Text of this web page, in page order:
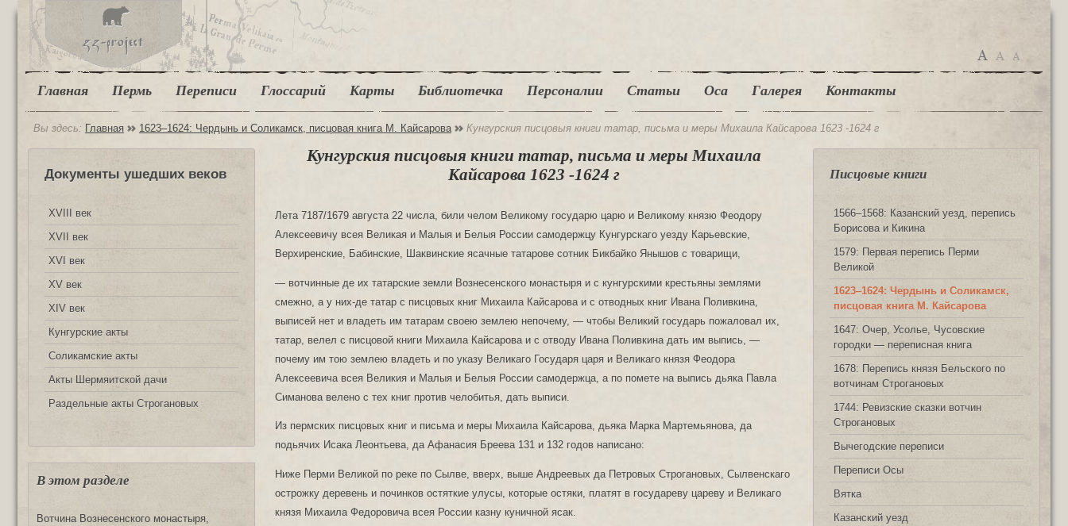
Главная Пермь Переписи Глоссарий Карты Библиотечка Персоналии Статьи Оса Галерея Контакты
Вы здесь: Главная 1623‒1624: Чердынь и Соликамск, писцовая книга М. Кайсарова Кунгурския писцовыя книги татар, письма и меры Михаила Кайсарова 1623 -1624 г
Документы ушедших веков
XVIII век
XVII век
XVI век
XV век
XIV век
Кунгурские акты
Соликамские акты
Акты Шермяитской дачи
Раздельные акты Строгановых
В этом разделе
Вотчина Вознесенского монастыря,
Кунгурския писцовыя книги татар, письма и меры Михаила
Кайсарова 1623 -1624 г
Лета 7187/1679 августа 22 числа, били челом Великому государю царю и Великому князю Феодору
Алексеевичу всея Великая и Малыя и Белыя России самодержцу Кунгурскаго уезду Карьевские,
Верхиренские, Бабинские, Шаквинские ясачные татарове сотник Бикбайко Янышов с товарищи,
— вотчинные де их татарские земли Вознесенского монастыря и с кунгурскими крестьяны землями
смежно, а у них-де татар с писцовых книг Михаила Кайсарова и с отводных книг Ивана Поливкина,
выписей нет и владеть им татарам своею землею непочему, — чтобы Великий государь пожаловал их,
татар, велел с писцовой книги Михаила Кайсарова и с отводу Ивана Поливкина дать им выпись, —
почему им тою землею владеть и по указу Великаго Государя царя и Великаго князя Феодора
Алексеевича всея Великия и Малыя и Белыя России самодержца, а по помете на выпись дьяка Павла
Симанова велено с тех книг против челобитья, дать выписи.
Из пермских писцовых книг и письма и меры Михаила Кайсарова, дьяка Марка Мартемьянова, да
подьячих Исака Леонтьева, да Афанасия Бреева 131 и 132 годов написано:
Ниже Перми Великой по реке по Сылве, вверх, выше Андреевых да Петровых Строгановых, Сылвенскаго
острожку деревень и починков остяткие улусы, которые остяки, платят в государеву цареву и Великаго
князя Михаила Федоровича всея России казну куничной ясак.
Писцовые книги
1566‒1568: Казанский уезд, перепись
Борисова и Кикина
1579: Первая перепись Перми
Великой
1623‒1624: Чердынь и Соликамск,
писцовая книга М. Кайсарова
1647: Очер, Усолье, Чусовские
городки — переписная книга
1678: Перепись князя Бельского по
вотчинам Строгановых
1744: Ревизские сказки вотчин
Строгановых
Вычегодские переписи
Переписи Осы
Вятка
Казанский уезд